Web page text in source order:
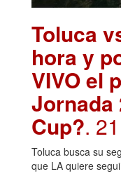
Toluca
hora y
VIVO el
Jornada
Cup?.
Toluca busca su
que LA quiere